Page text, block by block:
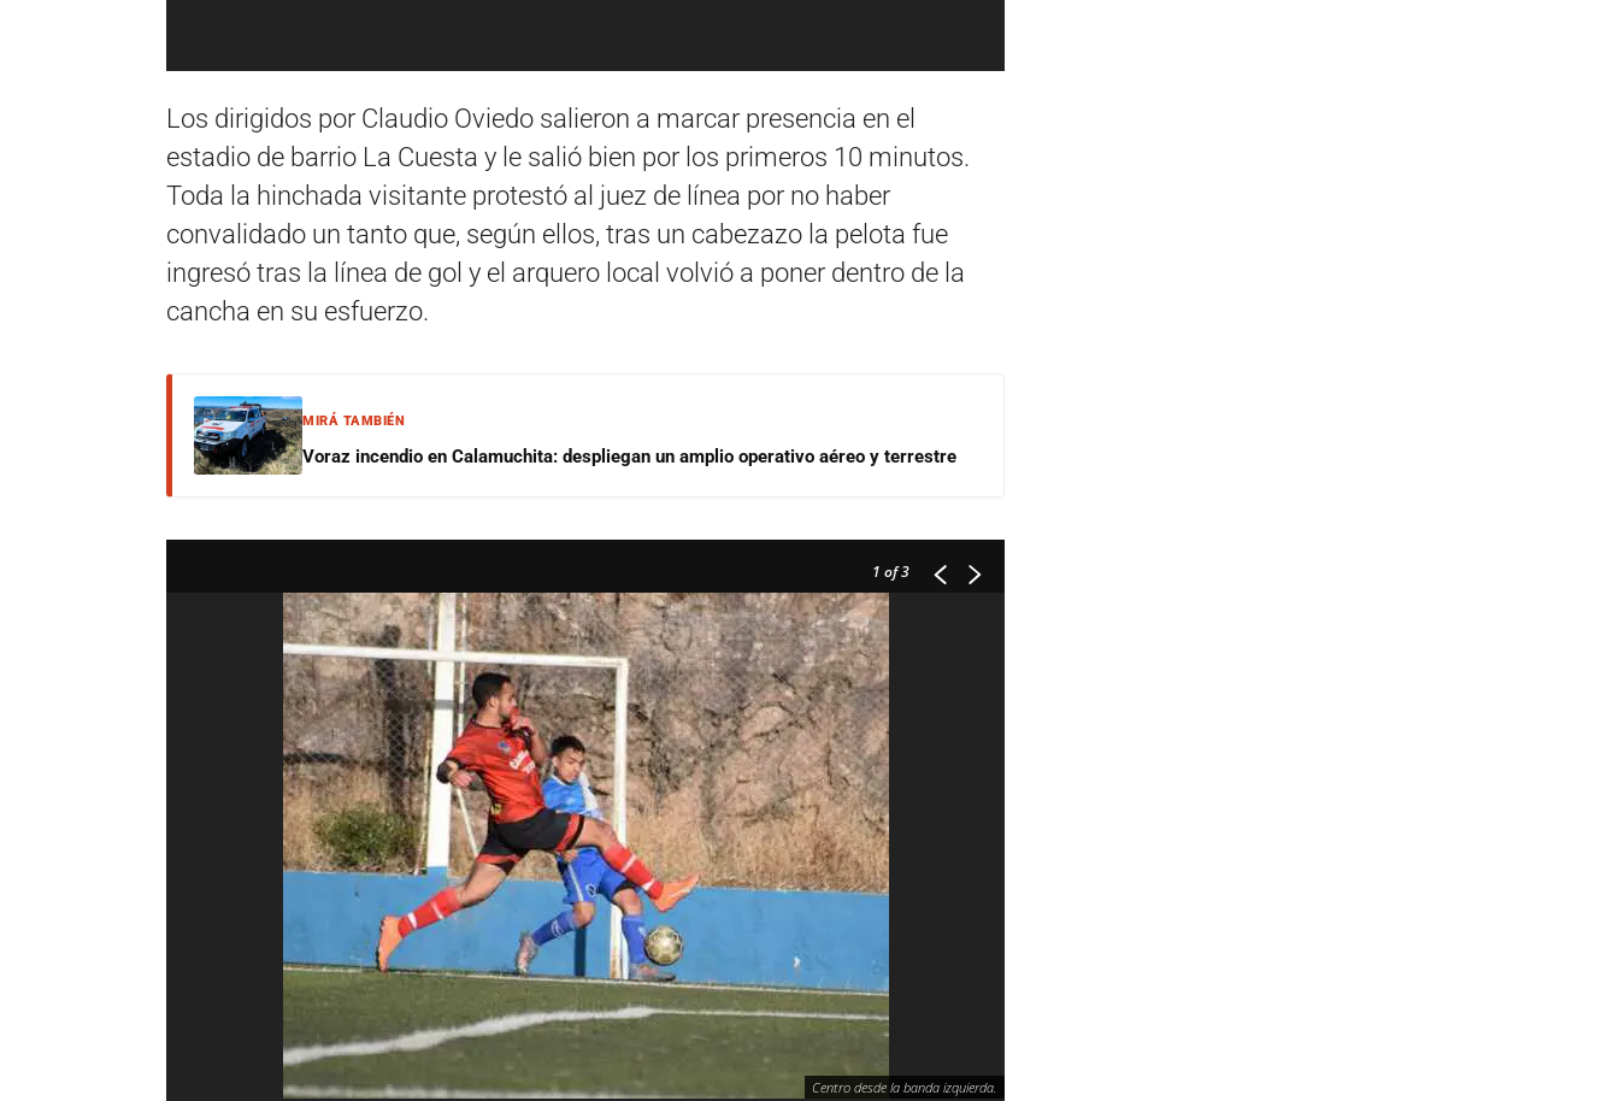
Los dirigidos por Claudio Oviedo salieron a marcar presencia en el
estadio de barrio La Cuesta y le salió bien por los primeros 10 minutos.
Toda la hinchada visitante protestó al juez de línea por no haber
convalidado un tanto que, según ellos, tras un cabezazo la pelota fue
ingresó tras la línea de gol y el arquero local volvió a poner dentro de la
cancha en su esfuerzo.
MIRÁ TAMBIÉN
Voraz incendio en Calamuchita: despliegan un amplio operativo aéreo y terrestre
1 of 3
Centro desde la banda izquierda.